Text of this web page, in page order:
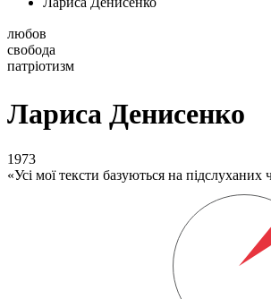
любов
свобода
патріотизм
Лариса Денисенко
1973
Усі мої тексти базуються на підслуханих